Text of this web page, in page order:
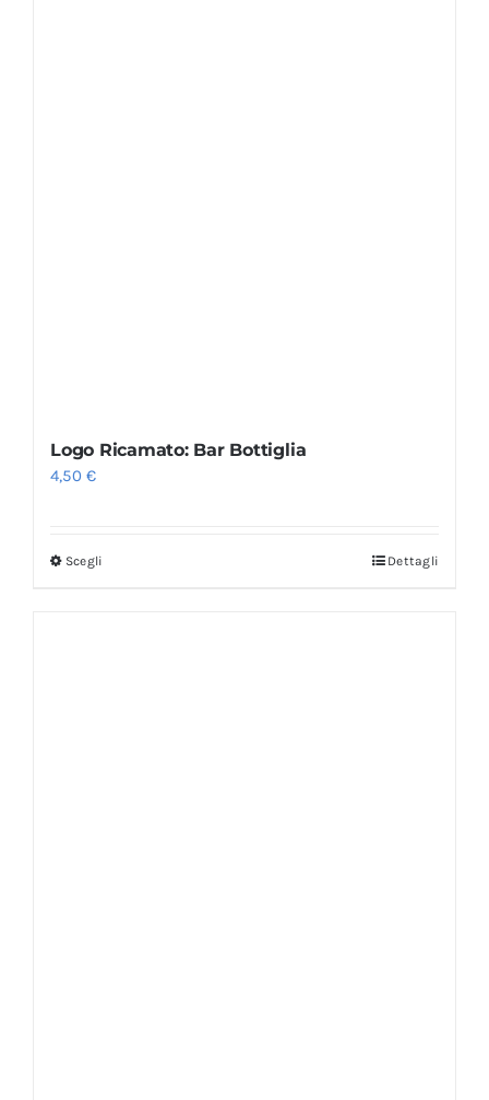
Logo Ricamato: Bar Bottiglia
4,50€
Scegli Dettagli